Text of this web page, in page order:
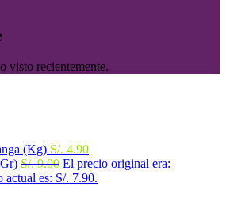
visto recientemente.
(Kg) S/. 4.90
S/.9.00 El precio original era:
actual es: S/. 7.90.